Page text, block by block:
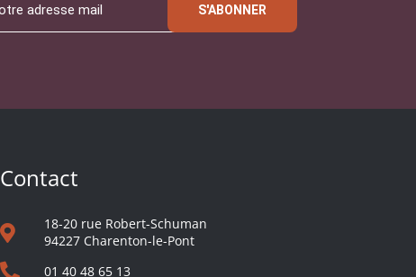
S'ABONNER
Contact
18-20 rue Robert-Schuman
94227 Charenton-le-Pont
01 40 48 65 13